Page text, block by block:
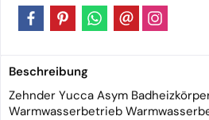
Beschreibung
Zehnder Yucca Asym
Warmwasserbetrieb